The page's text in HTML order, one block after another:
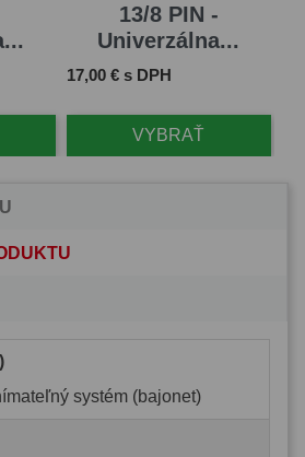
13/8 PIN -
Univerzálna...
Cena
17,00 € s DPH
VYBRAŤ
systém (bajonet)